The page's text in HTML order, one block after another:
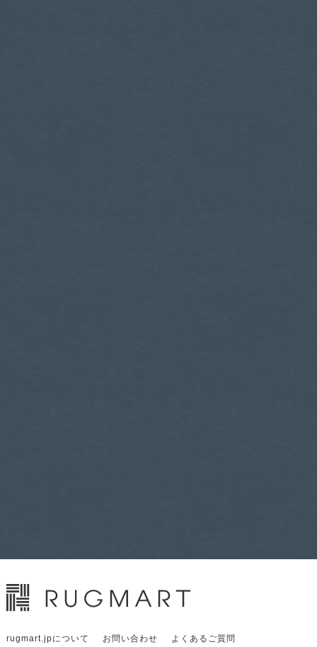
rugmart.jpについて お問い合わせ よくあるご質問